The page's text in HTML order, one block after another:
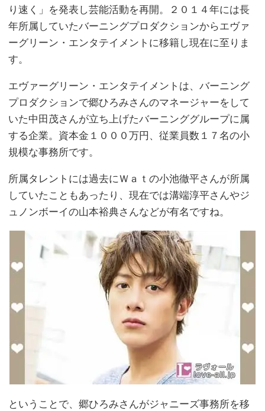
り速く」を発表し芸能活動を再開。２０１４年には長
年所属していたバーニングプロダクションからエヴァ
ーグリーン・エンタテイメントに移籍し現在に至りま
す。
エヴァーグリーン・エンタテイメントは、バーニング
プロダクションで郷ひろみさんのマネージャーをして
いた中田茂さんが立ち上げたバーニンググループに属
する企業。資本金１０００万円、従業員数１７名の小
規模な事務所です。
所属タレントには過去にＷａｔの小池徹平さんが所属
していたこともあったり、現在では溝端淳平さんやジ
ュノンボーイの山本裕典さんなどが有名ですね。
ということで、郷ひろみさんがジャニーズ事務所を移